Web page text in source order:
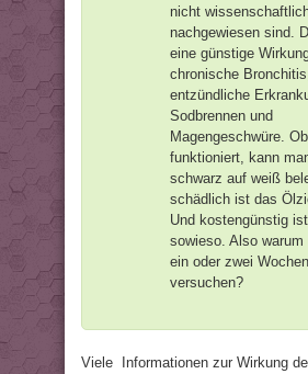
nicht
nachgewiesen sind.
eine günstige
chronische
entzündliche
Sodbrennen und
Magengeschwüre.
funktioniert, kann
schwarz auf weiß
schädlich ist das
Und kostengünstig
sowieso. Also warum
ein oder zwei
versuchen?
Viele Informationen zur Wirkung